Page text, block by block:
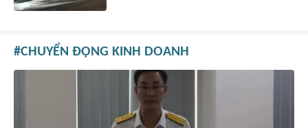
CHUYỂN ĐỘNG KINH DOANH